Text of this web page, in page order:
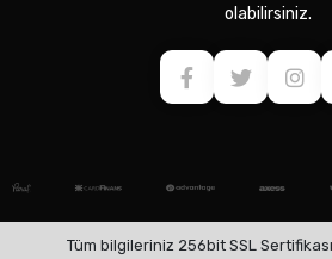
olabilirsiniz.
Tüm bilgileriniz 256bit SSL